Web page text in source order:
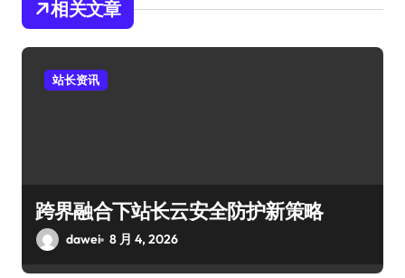
相关文章
站长资讯
跨界融合下站长云安全防护新策略
dawei 8 月 4, 2026